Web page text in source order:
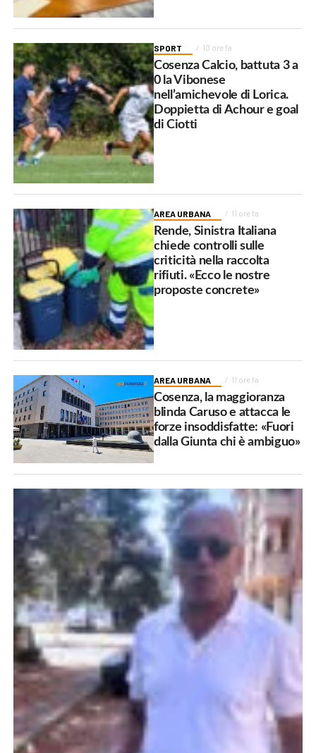
SPORT 10 ore fa
Cosenza Calcio, battuta 3 a
0 la Vibonese
nell’amichevole di Lorica.
Doppietta di Achour e goal
di Ciotti
AREA URBANA 11 ore fa
Rende, Sinistra Italiana
chiede controlli sulle
criticità nella raccolta
rifiuti. «Ecco le nostre
proposte concrete»
AREA URBANA 11 ore fa
Cosenza, la maggioranza
blinda Caruso e attacca le
forze insoddisfatte: «Fuori
dalla Giunta chi è ambiguo»